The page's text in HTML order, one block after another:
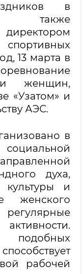
в
а также
13 марта в
женщин,
«Узатом» и
АЭС.
в
духа,
культуры и
женского
рабочей